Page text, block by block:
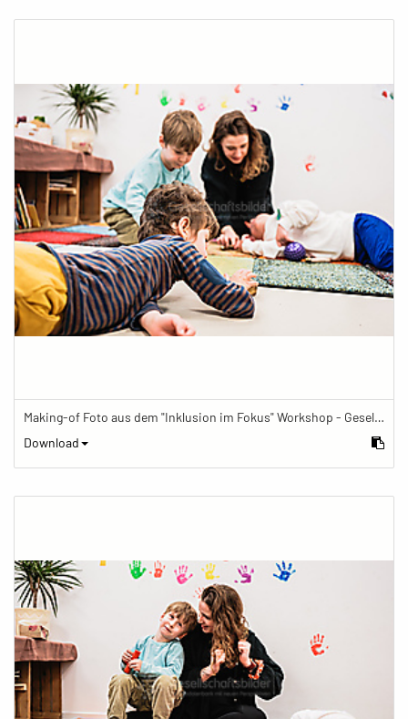
Making-of Foto aus dem "Inklusion im Fokus" Workshop - Gesellschaftsbilder.de Fotoworkshop „Inklusion im Fokus“ beim Känguru Leipzig
Download